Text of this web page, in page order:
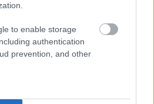
to enable storage
authentication
prevention, and other
Réka